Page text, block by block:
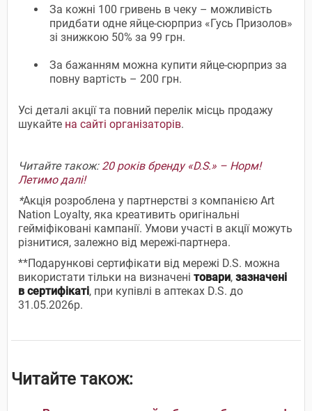
За кожні 100 гривень в чеку – можливість
придбати одне яйце-сюрприз «Гусь Призолов»
зі знижкою 50% за 99 грн.
За бажанням можна купити яйце-сюрприз за
повну вартість – 200 грн.
Усі деталі акції та повний перелік місць продажу
шукайте на сайті організаторів.
Читайте також: 20 років бренду «D.S.» – Норм!
Летимо далі!
*Акція розроблена у партнерстві з компанією Art
Nation Loyalty, яка креативить оригінальні
гейміфіковані кампанії. Умови участі в акції можуть
різнитися, залежно від мережі-партнера.
**Подарункові сертифікати від мережі D.S. можна
використати тільки на визначені товари, зазначені
в сертифікаті, при купівлі в аптеках D.S. до
31.05.2026р.
Читайте також: